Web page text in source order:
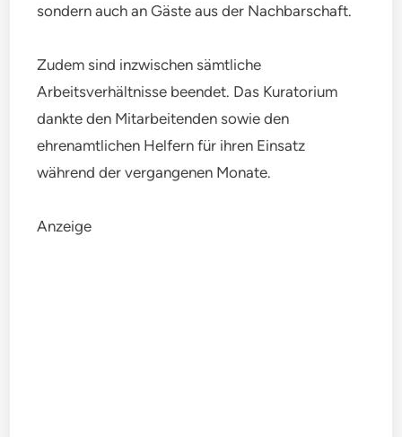
sondern auch an Gäste aus der Nachbarschaft.
Zudem sind inzwischen sämtliche
Arbeitsverhältnisse beendet. Das Kuratorium
dankte den Mitarbeitenden sowie den
ehrenamtlichen Helfern für ihren Einsatz
während der vergangenen Monate.
Anzeige